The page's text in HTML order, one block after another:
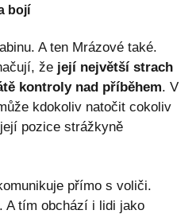
bojí
A ten Mrázové také.
že její největší strach
kontroly nad příběhem. V
kdokoliv natočit cokoliv
pozice strážkyně
přímo s voliči.
A tím obchází i lidi jako